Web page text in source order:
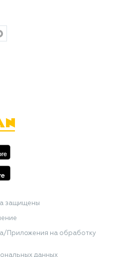
защищены
Приложения на обработку
данных